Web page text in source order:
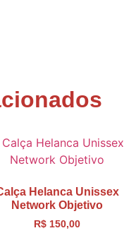
Helanca Unissex
Network Objetivo
R$ 150,00